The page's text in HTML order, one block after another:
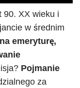
XX wieku i
w średnim
emeryturę,
Pojmanie
za